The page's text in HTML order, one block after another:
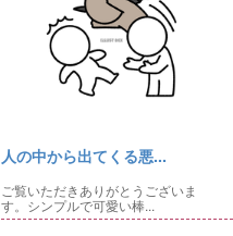
人の中から出てくる悪...
ご覧いただきありがとうございま
す。シンプルで可愛い棒...